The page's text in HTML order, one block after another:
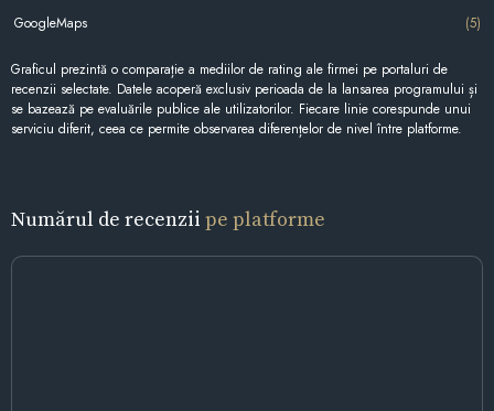
GoogleMaps (5)
Graficul prezintă o comparație a mediilor de rating ale firmei pe portaluri de
recenzii selectate. Datele acoperă exclusiv perioada de la lansarea programului și
se bazează pe evaluările publice ale utilizatorilor. Fiecare linie corespunde unui
serviciu diferit, ceea ce permite observarea diferențelor de nivel între platforme.
Numărul de recenzii pe platforme